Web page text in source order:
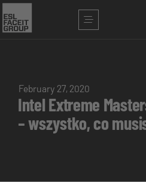
February 27, 2020
Intel Extreme
– wszystko, co